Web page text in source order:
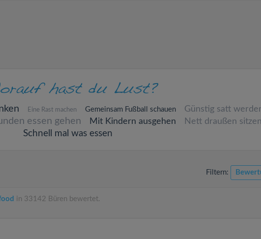
Eine Rast machen Gemeinsam Fußball schauen Günstig satt
essen gehen Mit Kindern ausgehen Nett draußen sitzen
Schnell mal was essen
Filtern:
in 33142 Büren bewertet.